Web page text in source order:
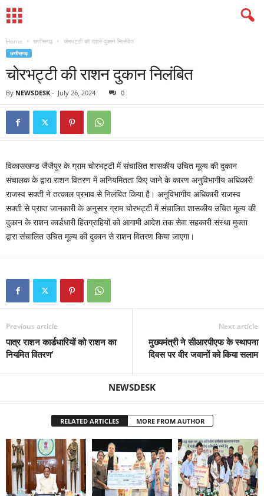
Home छत्तीसगढ़ चोरभट्टी की राशन दुकान निलंबित
छत्तीसगढ़
चोरभट्टी की राशन दुकान निलंबित
By NEWSDESK - July 26, 2024 0
विकासखण्ड जैजैपुर के ग्राम चोरभट्टी में संचालित शासकीय उचित मूल्य की दुकान
संचालक के द्वारा राशन वितरण में अनियमितता किए जाने के कारण अनुविभागीय अधिकारी
राजस्व सक्ती ने तत्काल प्रभाव से निलंबित किया है। अनुविभागीय अधिकारी राजस्व
सक्ती से प्राप्त जानकारी के अनुसार ग्राम चोरभट्टी में संचालित शासकीय उचित मूल्य की
दुकान के राशन कार्डधारी हितग्राहियों को आगामी आदेश तक सेवा सहकारी संस्था मुक्ता
द्वारा संचालित उचित मूल्य की दुकान से राशन वितरण किया जाएगा।
Previous article
पात्र राशन कार्डधारियों को राशन का
नियमित वितरण’
Next article
मुख्यमंत्री ने सीआरपीएफ के स्थापना
दिवस पर वीर जवानों को किया सलाम
NEWSDESK
RELATED ARTICLES MORE FROM AUTHOR